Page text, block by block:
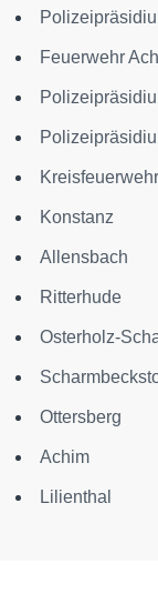
Feuerwehr
Konstanz
Allensbach
Ritterhude
Osterholz-
Ottersberg
Achim
Lilienthal